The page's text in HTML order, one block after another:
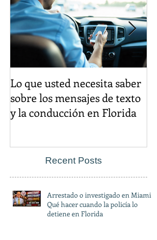
Lo que usted necesita saber
sobre los mensajes de texto
y la conducción en Florida
Recent Posts
Arrestado o investigado en Miami?
Qué hacer cuando la policía lo
detiene en Florida